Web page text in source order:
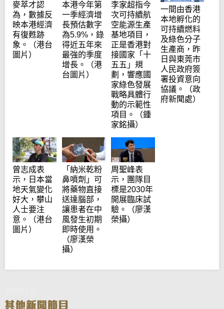
麥萃才認
為，數據反
映本港經濟
有復甦跡
象。（港台
圖片）
本港今年第
一季經濟增
長預估數字
為5.9%，錄
得近五年來
最強的季度
增長。（港
台圖片）
李家超指今
次可持續航
空能源生產
基地項目，
正是香港對
接國家「十
五五」規
劃，響應國
家綠色發展
戰略具體行
動的示範性
項目。（鍾
家銘攝）
一間由香港
本地孵化的
可持續燃料
及綠色分子
生產商，昨
日與東莞市
人民政府簽
署投資意向
協議。（政
府新聞處）
曾志成表
示，日本當
地天氣變化
好大，攀山
人士要注
意。（港台
圖片）
「納米乾粉
鼻噴劑」可
將藥物直接
送達腦部，
讓患者在中
風發生初期
即時使用。
（廖漢榮
攝）
周聖峰表
示，團隊目
標是2030年
開展臨床試
驗。（廖漢
榮攝）